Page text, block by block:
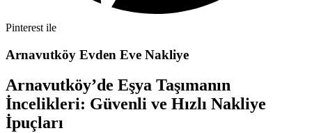
Pinterest ile
Arnavutköy Evden Eve Nakliye
Arnavutköy’de Eşya Taşımanın
İncelikleri: Güvenli ve Hızlı Nakliye
İpuçları